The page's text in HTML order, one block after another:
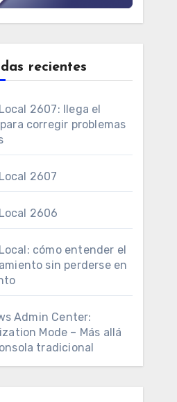
recientes
2607: llega el
corregir problemas
2607
2606
cómo entender el
sin perderse en
Admin Center:
Mode – Más allá
tradicional